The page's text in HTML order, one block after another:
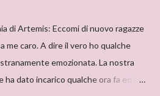
di Artemis: Eccomi di nuovo ragazze
me caro. A dire il vero ho qualche
emozionata. La nostra
ha dato incarico qualche ora fa ed io,